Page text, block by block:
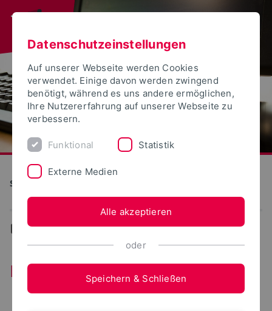
S(kim) - Service Kommunikation Information Medien
... Ereignisse-Termine
Ereignisse/Termine
Datenschutzeinstellungen
Auf unserer Webseite werden Cookies
verwendet. Einige davon werden zwingend
benötigt, während es uns andere ermöglichen,
Ihre Nutzererfahrung auf unserer Webseite zu
verbessern.
Funktional Statistik
Externe Medien
Alle akzeptieren
oder
Speichern & Schließen